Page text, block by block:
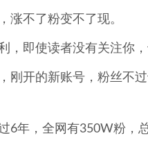
涨不了粉变不了现。
，即使读者没有关注你
刚开的新账号，粉丝不
6年，全网有350W粉，